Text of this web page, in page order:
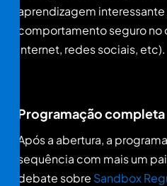
aprendizagem
comportamento seguro no
internet, redes sociais, etc).
Programação completa
Após a abertura, a
sequência com mais um
debate sobre Sandbox